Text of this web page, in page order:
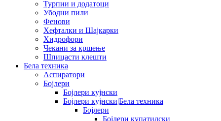
Турпии и додатоци
Убодни пили
Фенови
Хефталки и Шајкарки
Хидрофори
Чекани за кршење
Шпицасти клешти
Бела техника
Аспиратори
Бојлери
Бојлери кујнски
Бојлери кујнски|Бела техника
Бојлери
Бојлери купатилски